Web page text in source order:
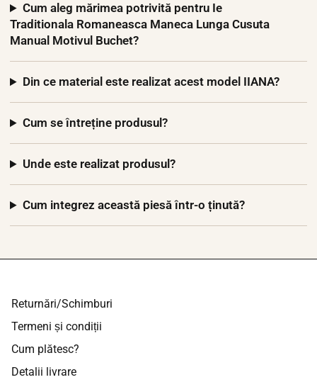
Cum aleg mărimea potrivită pentru Ie
Traditionala Romaneasca Maneca Lunga Cusuta
Manual Motivul Buchet?
Din ce material este realizat acest model IIANA?
Cum se întreține produsul?
Unde este realizat produsul?
Cum integrez această piesă într-o ținută?
Returnări/Schimburi
Termeni și condiții
Cum plătesc?
Detalii livrare